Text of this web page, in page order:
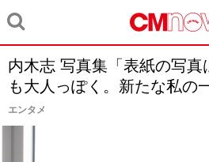
内木志 写真集「表紙の写真
も大人っぽく。新たな私の
エンタメ